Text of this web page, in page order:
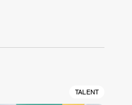
TALENT